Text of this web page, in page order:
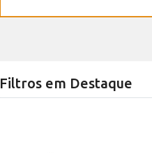
Filtros em Destaque